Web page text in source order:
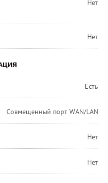
Нет
Нет
Есть
Совмещенный порт WAN/LAN
Нет
Нет